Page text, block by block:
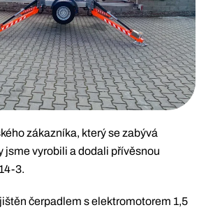
zákazníka, který se zabývá
jsme vyrobili a dodali přívěsnou
3.
čerpadlem s elektromotorem 1,5